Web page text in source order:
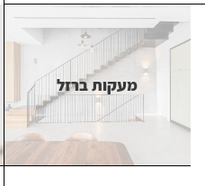
מעקות ברזל